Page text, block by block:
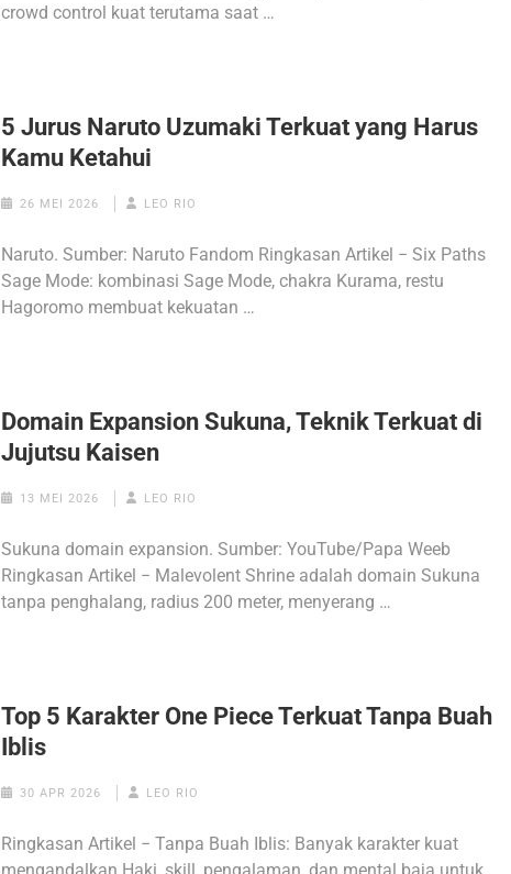
crowd control kuat terutama saat …
5 Jurus Naruto Uzumaki Terkuat yang Harus
Kamu Ketahui
26 MEI 2026 LEO RIO
Naruto. Sumber: Naruto Fandom Ringkasan Artikel − Six Paths
Sage Mode: kombinasi Sage Mode, chakra Kurama, restu
Hagoromo membuat kekuatan …
Domain Expansion Sukuna, Teknik Terkuat di
Jujutsu Kaisen
13 MEI 2026 LEO RIO
Sukuna domain expansion. Sumber: YouTube/Papa Weeb
Ringkasan Artikel − Malevolent Shrine adalah domain Sukuna
tanpa penghalang, radius 200 meter, menyerang …
Top 5 Karakter One Piece Terkuat Tanpa Buah
Iblis
30 APR 2026 LEO RIO
Ringkasan Artikel − Tanpa Buah Iblis: Banyak karakter kuat
mengandalkan Haki, skill, pengalaman, dan mental baja untuk